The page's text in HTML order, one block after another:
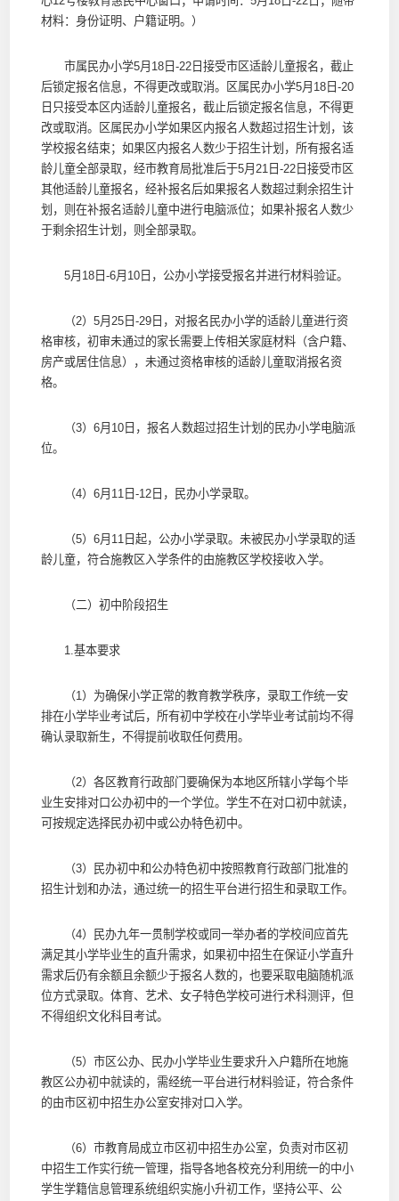
材料：身份证明、户籍证明。）
市属民办小学5月18日-22日接受市区适龄儿童报名，截止
后锁定报名信息，不得更改或取消。区属民办小学5月18日-20
日只接受本区内适龄儿童报名，截止后锁定报名信息，不得更
改或取消。区属民办小学如果区内报名人数超过招生计划，该
学校报名结束；如果区内报名人数少于招生计划，所有报名适
龄儿童全部录取，经市教育局批准后于5月21日-22日接受市区
其他适龄儿童报名，经补报名后如果报名人数超过剩余招生计
划，则在补报名适龄儿童中进行电脑派位；如果补报名人数少
于剩余招生计划，则全部录取。
5月18日-6月10日，公办小学接受报名并进行材料验证。
（2）5月25日-29日，对报名民办小学的适龄儿童进行资
格审核，初审未通过的家长需要上传相关家庭材料（含户籍、
房产或居住信息），未通过资格审核的适龄儿童取消报名资
格。
（3）6月10日，报名人数超过招生计划的民办小学电脑派
位。
（4）6月11日-12日，民办小学录取。
（5）6月11日起，公办小学录取。未被民办小学录取的适
龄儿童，符合施教区入学条件的由施教区学校接收入学。
（二）初中阶段招生
1.基本要求
（1）为确保小学正常的教育教学秩序，录取工作统一安
排在小学毕业考试后，所有初中学校在小学毕业考试前均不得
确认录取新生，不得提前收取任何费用。
（2）各区教育行政部门要确保为本地区所辖小学每个毕
业生安排对口公办初中的一个学位。学生不在对口初中就读，
可按规定选择民办初中或公办特色初中。
（3）民办初中和公办特色初中按照教育行政部门批准的
招生计划和办法，通过统一的招生平台进行招生和录取工作。
（4）民办九年一贯制学校或同一举办者的学校间应首先
满足其小学毕业生的直升需求，如果初中招生在保证小学直升
需求后仍有余额且余额少于报名人数的，也要采取电脑随机派
位方式录取。体育、艺术、女子特色学校可进行术科测评，但
不得组织文化科目考试。
（5）市区公办、民办小学毕业生要求升入户籍所在地施
教区公办初中就读的，需经统一平台进行材料验证，符合条件
的由市区初中招生办公室安排对口入学。
（6）市教育局成立市区初中招生办公室，负责对市区初
中招生工作实行统一管理，指导各地各校充分利用统一的中小
学生学籍信息管理系统组织实施小升初工作，坚持公平、公